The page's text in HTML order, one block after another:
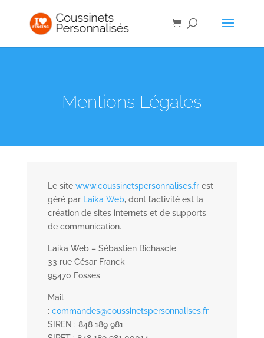
Mentions Légales
Le site www.coussinetspersonnalises.frest
géré par Laika Web, dont l’activité est la
création de sites internets et de supports
de communication.
Laika Web – Sébastien Bichascle
33 rue César Franck
95470 Fosses
Mail
: commandes@coussinetspersonnalises.fr
SIREN : 848 189 981